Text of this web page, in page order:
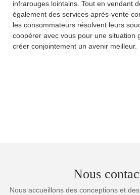
infrarouges lointains. Tout en vendant
également des services après-vente
les consommateurs résolvent leurs
coopérer avec vous pour une situation
créer conjointement un avenir meilleur.
Nous
Nous accueillons des conceptions et